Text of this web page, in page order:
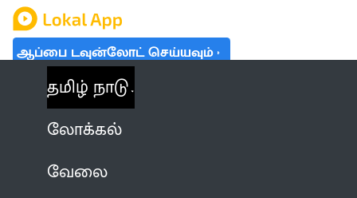
ஆப்பை டவுன்லோட் செய்யவும்
தமிழ் நாடு
லோக்கல்
வேலை